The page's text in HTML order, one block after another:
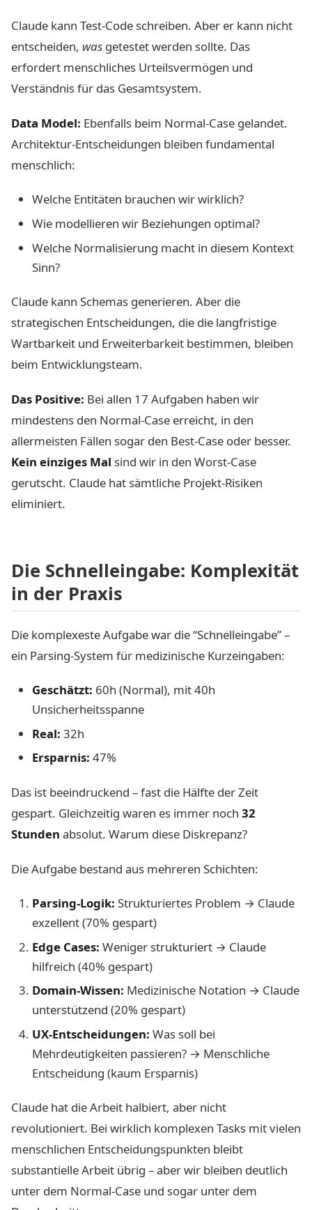
Claude kann Test-Code schreiben. Aber er kann nicht
entscheiden, was getestet werden sollte. Das
erfordert menschliches Urteilsvermögen und
Verständnis für das Gesamtsystem.
Data Model: Ebenfalls beim Normal-Case gelandet.
Architektur-Entscheidungen bleiben fundamental
menschlich:
Welche Entitäten brauchen wir wirklich?
Wie modellieren wir Beziehungen optimal?
Welche Normalisierung macht in diesem Kontext
Sinn?
Claude kann Schemas generieren. Aber die
strategischen Entscheidungen, die die langfristige
Wartbarkeit und Erweiterbarkeit bestimmen, bleiben
beim Entwicklungsteam.
Das Positive: Bei allen 17 Aufgaben haben wir
mindestens den Normal-Case erreicht, in den
allermeisten Fällen sogar den Best-Case oder besser.
Kein einziges Mal sind wir in den Worst-Case
gerutscht. Claude hat sämtliche Projekt-Risiken
eliminiert.
Die Schnelleingabe: Komplexität
in der Praxis
Die komplexeste Aufgabe war die “Schnelleingabe” –
ein Parsing-System für medizinische Kurzeingaben:
Geschätzt: 60h (Normal), mit 40h
Unsicherheitsspanne
Real: 32h
Ersparnis: 47%
Das ist beeindruckend – fast die Hälfte der Zeit
gespart. Gleichzeitig waren es immer noch 32
Stunden absolut. Warum diese Diskrepanz?
Die Aufgabe bestand aus mehreren Schichten:
Parsing-Logik: Strukturiertes Problem → Claude
exzellent (70% gespart)
Edge Cases: Weniger strukturiert → Claude
hilfreich (40% gespart)
Domain-Wissen: Medizinische Notation → Claude
unterstützend (20% gespart)
UX-Entscheidungen: Was soll bei
Mehrdeutigkeiten passieren? → Menschliche
Entscheidung (kaum Ersparnis)
Claude hat die Arbeit halbiert, aber nicht
revolutioniert. Bei wirklich komplexen Tasks mit vielen
menschlichen Entscheidungspunkten bleibt
substantielle Arbeit übrig – aber wir bleiben deutlich
unter dem Normal-Case und sogar unter dem